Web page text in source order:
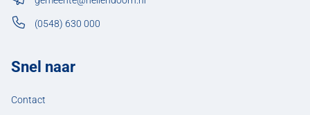
(0548) 630 000
Snel naar
Contact